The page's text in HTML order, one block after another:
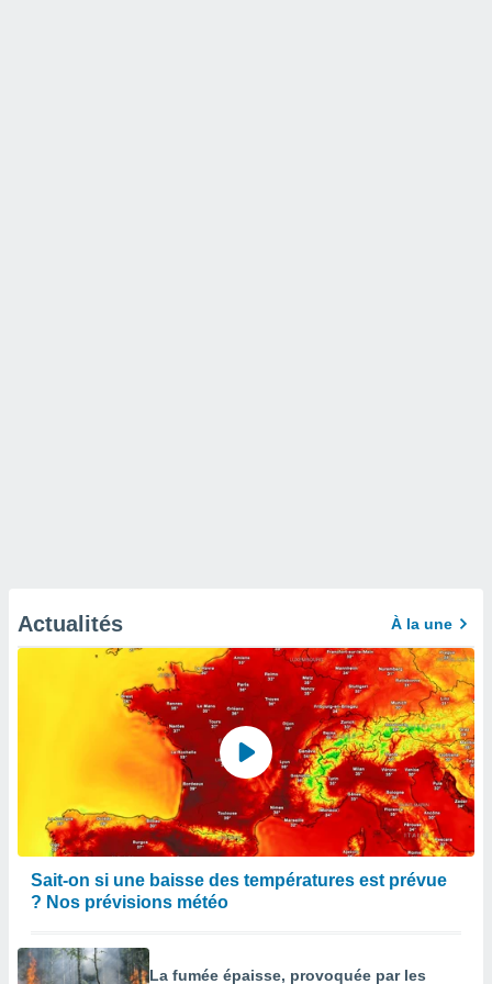
Actualités À la une
Sait-on si une baisse des températures est prévue
? Nos prévisions météo
La fumée épaisse, provoquée par les